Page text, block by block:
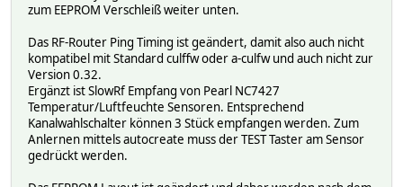
zum EEPROM Verschleiß weiter unten.
Das RF-Router Ping Timing ist geändert, damit also auch nicht
kompatibel mit Standard culffw oder a-culfw und auch nicht zur
Version 0.32.
Ergänzt ist SlowRf Empfang von Pearl NC7427
Temperatur/Luftfeuchte Sensoren. Entsprechend
Kanalwahlschalter können 3 Stück empfangen werden. Zum
Anlernen mittels autocreate muss der TEST Taster am Sensor
gedrückt werden.